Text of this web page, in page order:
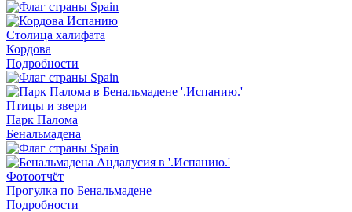
Столица халифата
Кордова
Подробности
Птицы и звери
Парк Палома
Бенальмадена
Фотоотчёт
Прогулка по Бенальмадене
Подробности